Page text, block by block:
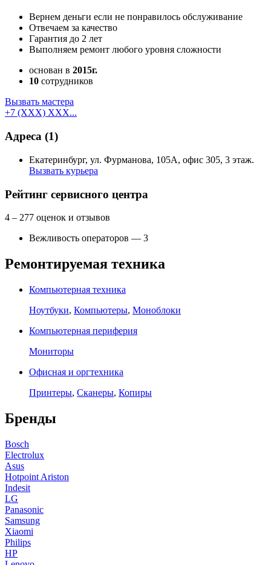
Вернем деньги если не понравилось обслуживание
Отвечаем за качество
Гарантия до 2 лет
Выполняем ремонт любого уровня сложности
основан в 2015г.
10 сотрудников
Вызвать мастера
+7 (XXX) XXX...
Адреса (1)
Екатеринбург, ул. Фурманова, 105А, офис 305, 3 этаж.
Вызвать курьера
Как добраться API Карт
Рейтинг сервисного центра
4 – 277 оценок и отзывов
Вежливость операторов — 3
Ремонтируемая техника
Компьютерная техника
Ноутбуки, Компьютеры, Моноблоки
Компьютерная периферия
Мониторы
Офисная и оргтехника
Принтеры, Сканеры, Копиры
Бренды
Bosch
Electrolux
Asus
Hotpoint Ariston
Indesit
LG
Panasonic
Samsung
Xiaomi
Philips
HP